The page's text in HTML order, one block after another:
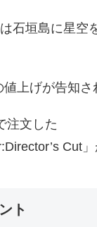
石垣島に星空
上げが告知さ
注文した
Cut」
ト